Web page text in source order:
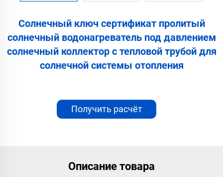
Солнечный ключ сертификат пролитый
солнечный водонагреватель под давлением
солнечный коллектор с тепловой трубой для
солнечной системы отопления
Получить расчёт
Описание товара